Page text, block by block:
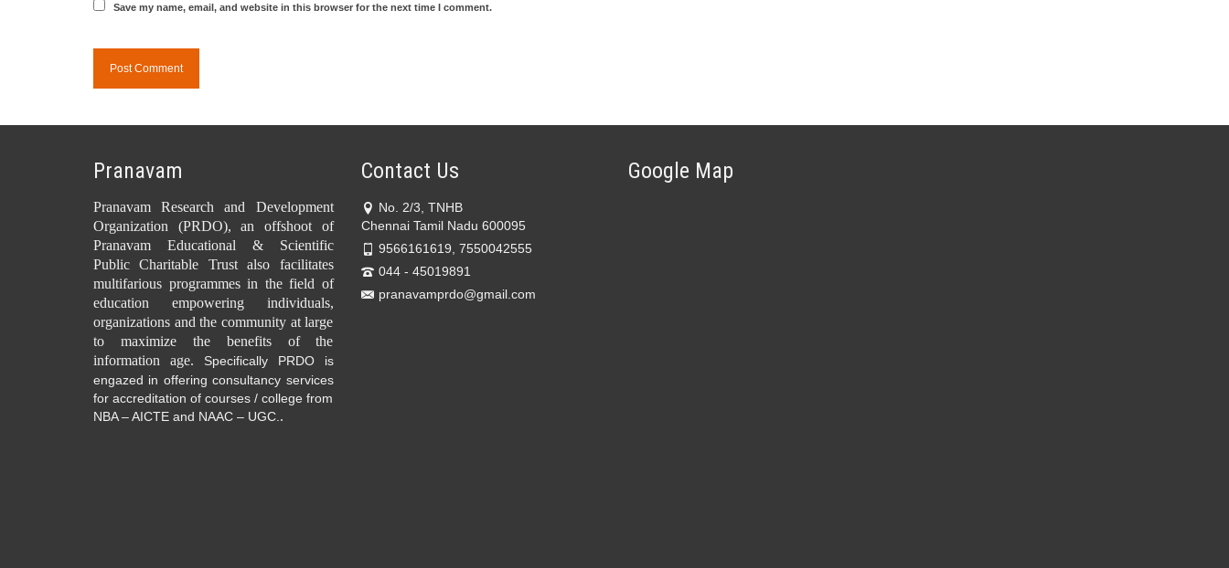
Save my name, email, and website in this browser for the next time I comment.
Pranavam
Pranavam Research and Development
Organization (PRDO), an offshoot of
Pranavam Educational & Scientific
Public Charitable Trust also facilitates
multifarious programmes in the field of
education empowering individuals,
organizations and the community at large
to maximize the benefits of the
information age.
Specifically PRDO is
engazed in offering consultancy services
for accreditation of courses / college from
NBA – AICTE and NAAC – UGC. .
Contact Us
No. 2/3, TNHB
Chennai Tamil Nadu 600095
9566161619, 7550042555
044 - 45019891
pranavamprdo@gmail.com
Google Map